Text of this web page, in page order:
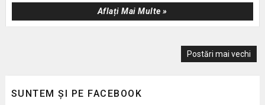
Aflați Mai Multe »
Postări mai vechi
SUNTEM ȘI PE FACEBOOK